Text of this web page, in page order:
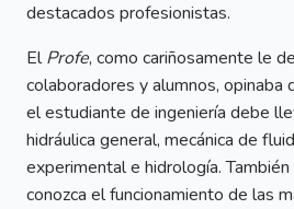
destacados profesionistas.
ElProfe, como cariñosamente le
colaboradores y alumnos, opinaba
el estudiante de ingeniería debe
hidráulica general, mecánica de
experimental e hidrología.
conozca el funcionamiento de las